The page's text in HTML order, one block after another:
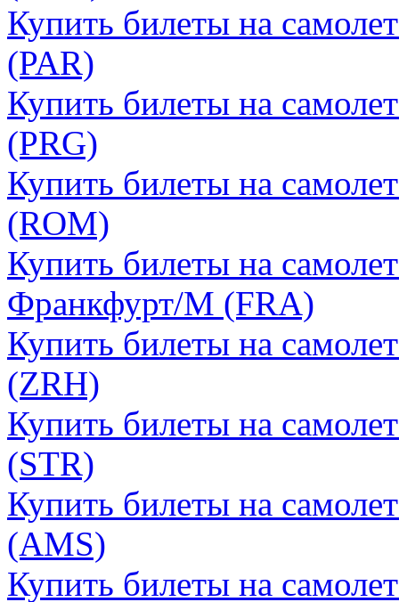
Купить билеты на
(PAR)
Купить билеты на
(PRG)
Купить билеты на
(ROM)
Купить билеты на
Франкфурт/М (FRA)
Купить билеты на
(ZRH)
Купить билеты на
(STR)
Купить билеты на
(AMS)
Купить билеты на